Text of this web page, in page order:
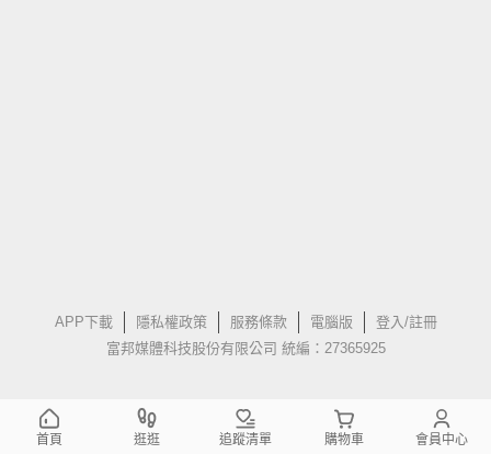
APP下載 隱私權政策 服務條款 電腦版
登入/註冊
富邦媒體科技股份有限公司 統編：27365925
首頁 逛逛 追蹤清單 購物車 會員中心